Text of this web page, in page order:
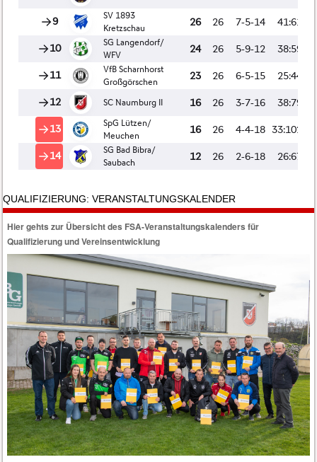
QUALIFIZIERUNG: VERANSTALTUNGSKALENDER
Hier gehts zur Übersicht des FSA-Veranstaltungskalenders für
Qualifizierung und Vereinsentwicklung